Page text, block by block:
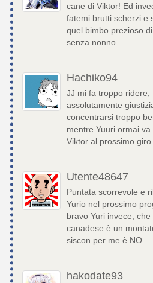
cane di Viktor! Ed
fatemi brutti scherzi e
quel bimbo prezioso
senza nonno
Hachiko94
JJ mi fa troppo ridere,
assolutamente
concentrarsi troppo
mentre Yuuri ormai
Viktor al prossimo giro.
Utente48647
Puntata scorrevole e
Yurio nel prossimo
bravo Yuri invece,
canadese è un
siscon per me è NO.
hakodate93